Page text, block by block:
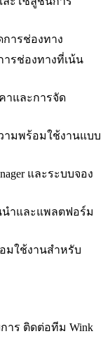
ารช่องทาง
ารช่องทางที่เน้น
าและการจัด
ามพร้อมใช้งานแบบ
และระบบจอง
นนำและแพลตฟอร์ม
มใช้งานสำหรับ
การ ติดต่อทีม Wink